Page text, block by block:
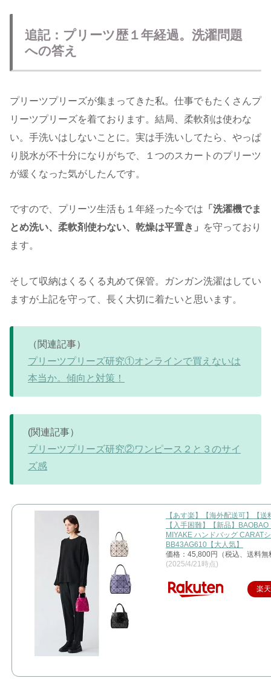
追記：プリーツ歴１年経過。洗濯問題
への答え
プリーツプリーズが集まってきた私。仕事でもたくさんプ
リーツプリーズを着ております。結局、柔軟剤は使わな
い。手洗いはしないことに。実は手洗いしてたら、やっぱ
り脱水が不十分になりがちで、１つのスカートのプリーツ
が緩くなった気がしたんです。
ですので、プリーツ生活も１年経った今では 「洗濯機でま
とめ洗い、柔軟剤使わない、乾燥は平置き」
を守っており
ます。
そして収納はくるくる丸めて保管。ガンガン洗濯はしてい
ますが上記を守って、長く大切に着たいと思います。
（関連記事）
プリーツプリーズ研究①オンラインで買えないは
本当か。傾向と対策！
(関連記事）
プリーツプリーズ研究②ワンピース２と３のサイ
ズ感
【あす楽】【海外配送可】【送
【入手困難】【新品】BAOBAO
MIYAKE ハンドバッグ
BB43AG610【大人気】
価格：45,800円（税込、送料無
(2025/4/21時点)
楽